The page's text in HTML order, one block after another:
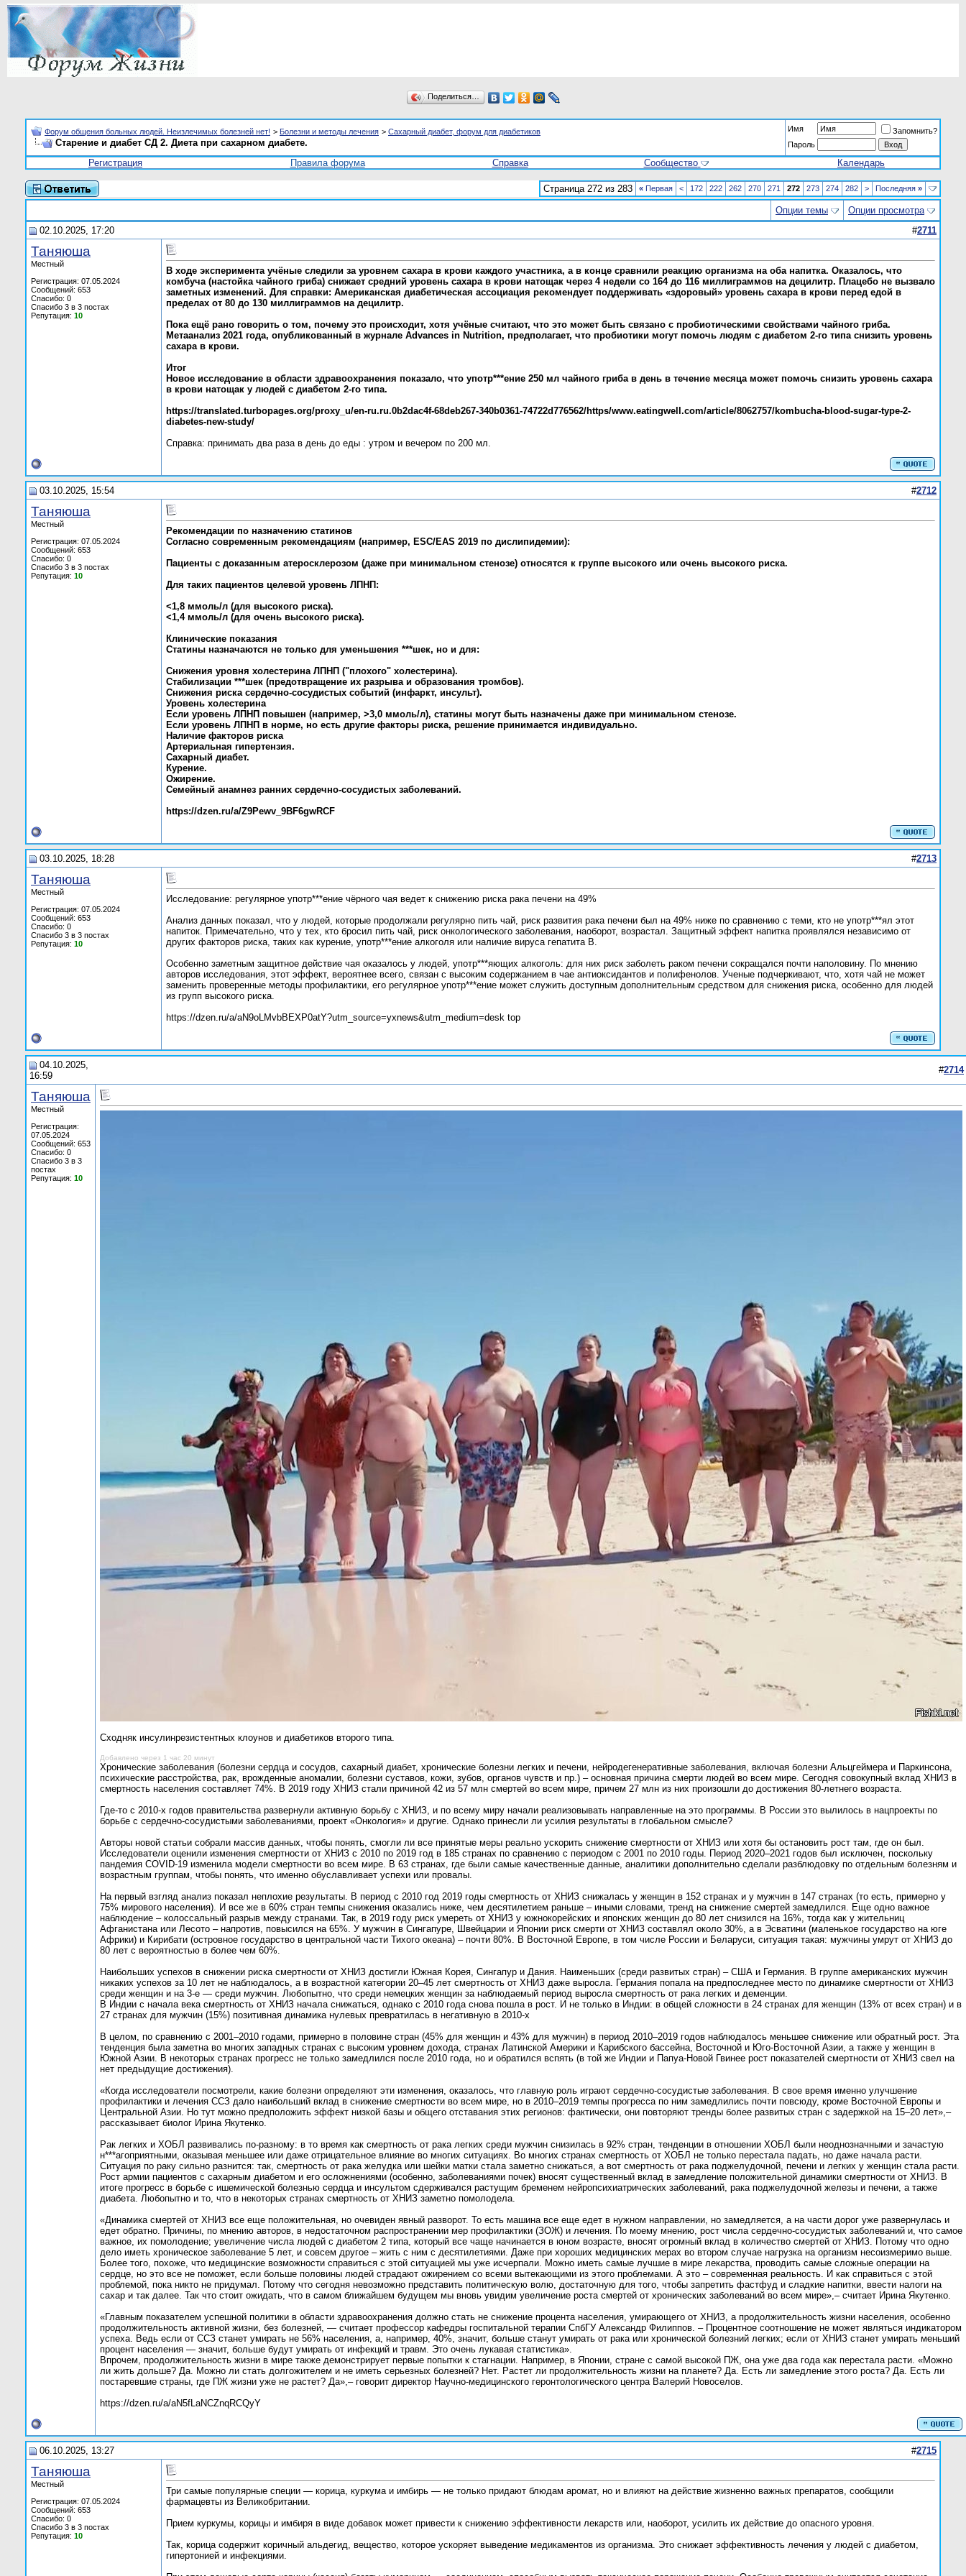
Поделиться…
Форум общения больных людей. Неизлечимых болезней нет! > Болезни и методы лечения > Сахарный диабет, форум для диабетиков
Старение и диабет СД 2. Диета при сахарном диабете.
Имя
Запомнить?
Пароль
Регистрация Правила форума Справка Сообщество Календарь
Страница 272 из 283 « Первая < 172 222 262 270 271 272 273 274 282 > Последняя »
Опции темы
Опции просмотра
02.10.2025, 17:20
#2711
Таняюша
Местный
Регистрация: 07.05.2024
Сообщений: 653
Спасибо: 0
Спасибо 3 в 3 постах
Репутация: 10
В ходе эксперимента учёные следили за уровнем сахара в крови каждого участника, а в конце сравнили реакцию организма на оба напитка. Оказалось, что
комбуча (настойка чайного гриба) снижает средний уровень сахара в крови натощак через 4 недели со 164 до 116 миллиграммов на децилитр. Плацебо не вызвало
заметных изменений. Для справки: Американская диабетическая ассоциация рекомендует поддерживать «здоровый» уровень сахара в крови перед едой в
пределах от 80 до 130 миллиграммов на децилитр.
Пока ещё рано говорить о том, почему это происходит, хотя учёные считают, что это может быть связано с пробиотическими свойствами чайного гриба.
Метаанализ 2021 года, опубликованный в журнале Advances in Nutrition, предполагает, что пробиотики могут помочь людям с диабетом 2-го типа снизить уровень
сахара в крови.
Итог
Новое исследование в области здравоохранения показало, что употр***ение 250 мл чайного гриба в день в течение месяца может помочь снизить уровень сахара
в крови натощак у людей с диабетом 2-го типа.
https://translated.turbopages.org/proxy_u/en-ru.ru.0b2dac4f-68deb267-340b0361-74722d776562/https/www.eatingwell.com/article/8062757/kombucha-blood-sugar-type-2-
diabetes-new-study/
Справка: принимать два раза в день до еды : утром и вечером по 200 мл.
03.10.2025, 15:54 #2712
Таняюша
Местный
Регистрация: 07.05.2024
Сообщений: 653
Спасибо: 0
Спасибо 3 в 3 постах
Репутация: 10
Рекомендации по назначению статинов
Согласно современным рекомендациям (например, ESC/EAS 2019 по дислипидемии):
Пациенты с доказанным атеросклерозом (даже при минимальном стенозе) относятся к группе высокого или очень высокого риска.
Для таких пациентов целевой уровень ЛПНП:
<1,8 ммоль/л (для высокого риска).
<1,4 ммоль/л (для очень высокого риска).
Клинические показания
Статины назначаются не только для уменьшения ***шек, но и для:
Снижения уровня холестерина ЛПНП ("плохого" холестерина).
Стабилизации ***шек (предотвращение их разрыва и образования тромбов).
Снижения риска сердечно-сосудистых событий (инфаркт, инсульт).
Уровень холестерина
Если уровень ЛПНП повышен (например, >3,0 ммоль/л), статины могут быть назначены даже при минимальном стенозе.
Если уровень ЛПНП в норме, но есть другие факторы риска, решение принимается индивидуально.
Наличие факторов риска
Артериальная гипертензия.
Сахарный диабет.
Курение.
Ожирение.
Семейный анамнез ранних сердечно-сосудистых заболеваний.
https://dzen.ru/a/Z9Pewv_9BF6gwRCF
03.10.2025, 18:28 #2713
Таняюша
Местный
Регистрация: 07.05.2024
Сообщений: 653
Спасибо: 0
Спасибо 3 в 3 постах
Репутация: 10
Исследование: регулярное употр***ение чёрного чая ведет к снижению риска рака печени на 49%
Анализ данных показал, что у людей, которые продолжали регулярно пить чай, риск развития рака печени был на 49% ниже по сравнению с теми, кто не употр***ял этот
напиток. Примечательно, что у тех, кто бросил пить чай, риск онкологического заболевания, наоборот, возрастал. Защитный эффект напитка проявлялся независимо от
других факторов риска, таких как курение, употр***ение алкоголя или наличие вируса гепатита B.
Особенно заметным защитное действие чая оказалось у людей, употр***яющих алкоголь: для них риск заболеть раком печени сокращался почти наполовину. По мнению
авторов исследования, этот эффект, вероятнее всего, связан с высоким содержанием в чае антиоксидантов и полифенолов. Ученые подчеркивают, что, хотя чай не может
заменить проверенные методы профилактики, его регулярное употр***ение может служить доступным дополнительным средством для снижения риска, особенно для людей
из групп высокого риска.
https://dzen.ru/a/aN9oLMvbBEXP0atY?utm_source=yxnews&utm_medium=desk top
04.10.2025,
16:59
#2714
Таняюша
Местный
Регистрация:
07.05.2024
Сообщений: 653
Спасибо: 0
Спасибо 3 в 3
постах
Репутация: 10
Сходняк инсулинрезистентных клоунов и диабетиков второго типа.
Добавлено через 1 час 20 минут
Хронические заболевания (болезни сердца и сосудов, сахарный диабет, хронические болезни легких и печени, нейродегенеративные заболевания, включая болезни Альцгеймера и Паркинсона,
психические расстройства, рак, врожденные аномалии, болезни суставов, кожи, зубов, органов чувств и пр.) – основная причина смерти людей во всем мире. Сегодня совокупный вклад ХНИЗ в
смертность населения составляет 74%. В 2019 году ХНИЗ стали причиной 42 из 57 млн смертей во всем мире, причем 27 млн из них произошли до достижения 80-летнего возраста.
Где-то с 2010-х годов правительства развернули активную борьбу с ХНИЗ, и по всему миру начали реализовывать направленные на это программы. В России это вылилось в нацпроекты по
борьбе с сердечно-сосудистыми заболеваниями, проект «Онкология» и другие. Однако принесли ли усилия результаты в глобальном смысле?
Авторы новой статьи собрали массив данных, чтобы понять, смогли ли все принятые меры реально ускорить снижение смертности от ХНИЗ или хотя бы остановить рост там, где он был.
Исследователи оценили изменения смертности от ХНИЗ с 2010 по 2019 год в 185 странах по сравнению с периодом с 2001 по 2010 годы. Период 2020–2021 годов был исключен, поскольку
пандемия COVID-19 изменила модели смертности во всем мире. В 63 странах, где были самые качественные данные, аналитики дополнительно сделали разблюдовку по отдельным болезням и
возрастным группам, чтобы понять, что именно обуславливает успехи или провалы.
На первый взгляд анализ показал неплохие результаты. В период с 2010 год 2019 годы смертность от ХНИЗ снижалась у женщин в 152 странах и у мужчин в 147 странах (то есть, примерно у
75% мирового населения). И все же в 60% стран темпы снижения оказались ниже, чем десятилетием раньше – иными словами, тренд на снижение смертей замедлился. Еще одно важное
наблюдение – колоссальный разрыв между странами. Так, в 2019 году риск умереть от ХНИЗ у южнокорейских и японских женщин до 80 лет снизился на 16%, тогда как у жительниц
Афганистана или Лесото – напротив, повысился на 65%. У мужчин в Сингапуре, Швейцарии и Японии риск смерти от ХНИЗ составлял около 30%, а в Эсватини (маленькое государство на юге
Африки) и Кирибати (островное государство в центральной части Тихого океана) – почти 80%. В Восточной Европе, в том числе России и Беларуси, ситуация такая: мужчины умрут от ХНИЗ до
80 лет с вероятностью в более чем 60%.
Наибольших успехов в снижении риска смертности от ХНИЗ достигли Южная Корея, Сингапур и Дания. Наименьших (среди развитых стран) – США и Германия. В группе американских мужчин
никаких успехов за 10 лет не наблюдалось, а в возрастной категории 20–45 лет смертность от ХНИЗ даже выросла. Германия попала на предпоследнее место по динамике смертности от ХНИЗ
среди женщин и на 3-е — среди мужчин. Любопытно, что среди немецких женщин за наблюдаемый период выросла смертность от рака легких и деменции.
В Индии с начала века смертность от ХНИЗ начала снижаться, однако с 2010 года снова пошла в рост. И не только в Индии: в общей сложности в 24 странах для женщин (13% от всех стран) и в
27 странах для мужчин (15%) позитивная динамика нулевых превратилась в негативную в 2010-х
В целом, по сравнению с 2001–2010 годами, примерно в половине стран (45% для женщин и 43% для мужчин) в период 2010–2019 годов наблюдалось меньшее снижение или обратный рост. Эта
тенденция была заметна во многих западных странах с высоким уровнем дохода, странах Латинской Америки и Карибского бассейна, Восточной и Юго-Восточной Азии, а также у женщин в
Южной Азии. В некоторых странах прогресс не только замедлился после 2010 года, но и обратился вспять (в той же Индии и Папуа-Новой Гвинее рост показателей смертности от ХНИЗ свел на
нет предыдущие достижения).
«Когда исследователи посмотрели, какие болезни определяют эти изменения, оказалось, что главную роль играют сердечно-сосудистые заболевания. В свое время именно улучшение
профилактики и лечения ССЗ дало наибольший вклад в снижение смертности во всем мире, но в 2010–2019 темпы прогресса по ним замедлились почти повсюду, кроме Восточной Европы и
Центральной Азии. Но тут можно предположить эффект низкой базы и общего отставания этих регионов: фактически, они повторяют тренды более развитых стран с задержкой на 15–20 лет»,–
рассказывает биолог Ирина Якутенко.
Рак легких и ХОБЛ развивались по-разному: в то время как смертность от рака легких среди мужчин снизилась в 92% стран, тенденции в отношении ХОБЛ были неоднозначными и зачастую
н***агоприятными, оказывая меньшее или даже отрицательное влияние во многих ситуациях. Во многих странах смертность от ХОБЛ не только перестала падать, но даже начала расти.
Ситуация по раку сильно разнится: так, смертность от рака желудка или шейки матки стала заметно снижаться, а вот смертность от рака поджелудочной, печени и легких у женщин стала расти.
Рост армии пациентов с сахарным диабетом и его осложнениями (особенно, заболеваниями почек) вносят существенный вклад в замедление положительной динамики смертности от ХНИЗ. В
итоге прогресс в борьбе с ишемической болезнью сердца и инсультом сдерживался растущим бременем нейропсихиатрических заболеваний, рака поджелудочной железы и печени, а также
диабета. Любопытно и то, что в некоторых странах смертность от ХНИЗ заметно помолодела.
«Динамика смертей от ХНИЗ все еще положительная, но очевиден явный разворот. То есть машина все еще едет в нужном направлении, но замедляется, а на части дорог уже развернулась и
едет обратно. Причины, по мнению авторов, в недостаточном распространении мер профилактики (ЗОЖ) и лечения. По моему мнению, рост числа сердечно-сосудистых заболеваний и, что самое
важное, их помолодение; увеличение числа людей с диабетом 2 типа, который все чаще начинается в юном возрасте, вносят огромный вклад в количество смертей от ХНИЗ. Потому что одно
дело иметь хроническое заболевание 5 лет, и совсем другое – жить с ним с десятилетиями. Даже при хороших медицинских мерах во втором случае нагрузка на организм несоизмеримо выше.
Более того, похоже, что медицинские возможности справиться с этой ситуацией мы уже исчерпали. Можно иметь самые лучшие в мире лекарства, проводить самые сложные операции на
сердце, но это все не поможет, если больше половины людей страдают ожирением со всеми вытекающими из этого проблемами. А это – современная реальность. И как справиться с этой
проблемой, пока никто не придумал. Потому что сегодня невозможно представить политическую волю, достаточную для того, чтобы запретить фастфуд и сладкие напитки, ввести налоги на
сахар и так далее. Так что стоит ожидать, что в самом ближайшем будущем мы вновь увидим увеличение роста смертей от хронических заболеваний во всем мире»,– считает Ирина Якутенко.
«Главным показателем успешной политики в области здравоохранения должно стать не снижение процента населения, умирающего от ХНИЗ, а продолжительность жизни населения, особенно
продолжительность активной жизни, без болезней, — считает профессор кафедры госпитальной терапии СпбГУ Александр Филиппов. – Процентное соотношение не может являться индикатором
успеха. Ведь если от ССЗ станет умирать не 56% населения, а, например, 40%, значит, больше станут умирать от рака или хронической болезний легких; если от ХНИЗ станет умирать меньший
процент населения — значит, больше будут умирать от инфекций и травм. Это очень лукавая статистика».
Впрочем, продолжительность жизни в мире также демонстрирует первые попытки к стагнации. Например, в Японии, стране с самой высокой ПЖ, она уже два года как перестала расти. «Можно
ли жить дольше? Да. Можно ли стать долгожителем и не иметь серьезных болезней? Нет. Растет ли продолжительность жизни на планете? Да. Есть ли замедление этого роста? Да. Есть ли
постаревшие страны, где ПЖ жизни уже не растет? Да»,– говорит директор Научно-медицинского геронтологического центра Валерий Новоселов.
https://dzen.ru/a/aN5fLaNCZnqRCQyY
06.10.2025, 13:27 #2715
Таняюша
Местный
Регистрация: 07.05.2024
Сообщений: 653
Спасибо: 0
Спасибо 3 в 3 постах
Репутация: 10
Три самые популярные специи — корица, куркума и имбирь — не только придают блюдам аромат, но и влияют на действие жизненно важных препаратов, сообщили
фармацевты из Великобритании.
Прием куркумы, корицы и имбиря в виде добавок может привести к снижению эффективности лекарств или, наоборот, усилить их действие до опасного уровня.
Так, корица содержит коричный альдегид, вещество, которое ускоряет выведение медикаментов из организма. Это снижает эффективность лечения у людей с диабетом,
гипертонией и инфекциями.